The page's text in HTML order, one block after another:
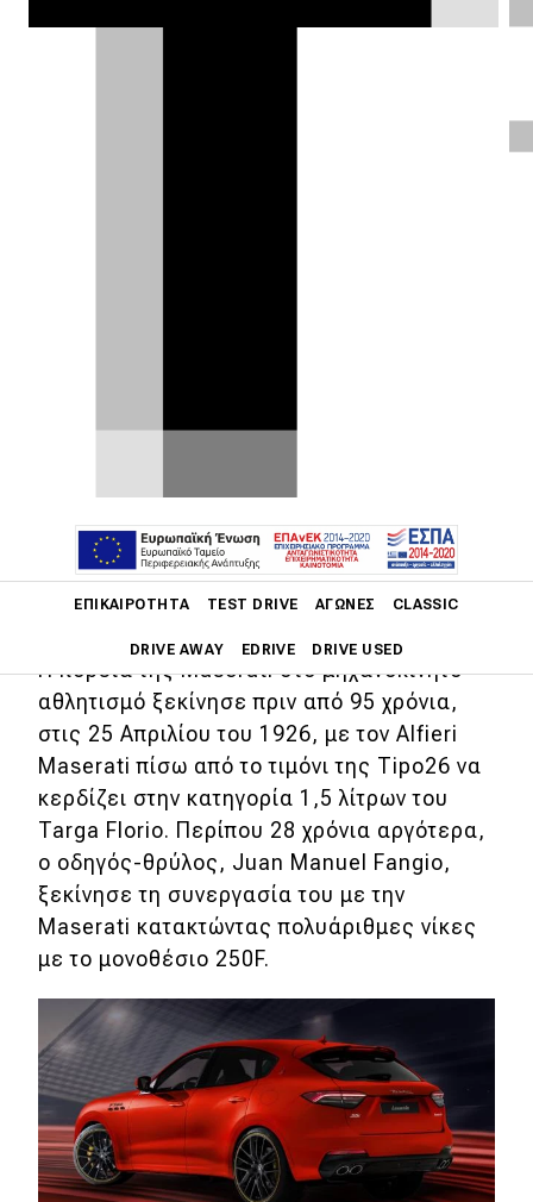
ΕΠΙΚΑΙΡΌΤΗΤΑ TEST DRIVE ΑΓΏΝΕΣ CLASSIC
DRIVE AWAY EDRIVE DRIVE USED
Main navigation
Επικαιρότητα
Νέα μοντέλα
Πρωτότυπα
Ελλάδα
Κόσμος
Τεχνολογία
Ασφάλεια
Αγορά
Απόψεις
Test Drive
Levante για να τιμήσει τις νίκες του
Juan Manual Fangio με τα μονοθέσιά
της.
Η πορεία της Maserati στο μηχανοκίνητο
αθλητισμό ξεκίνησε πριν από 95 χρόνια,
στις 25 Απριλίου του 1926, με τον Alfieri
Maserati πίσω από το τιμόνι της Tipo26 να
κερδίζει στην κατηγορία 1,5 λίτρων του
Targa Florio. Περίπου 28 χρόνια αργότερα,
ο οδηγός-θρύλος, Juan Manuel Fangio,
ξεκίνησε τη συνεργασία του με την
Maserati κατακτώντας πολυάριθμες νίκες
με το μονοθέσιο 250F.